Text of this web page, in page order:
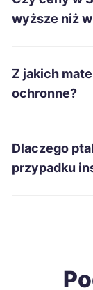
Zamość
Zawiercie
wyższe niż
Z jakich
ochronne?
Dlaczego
przypadku